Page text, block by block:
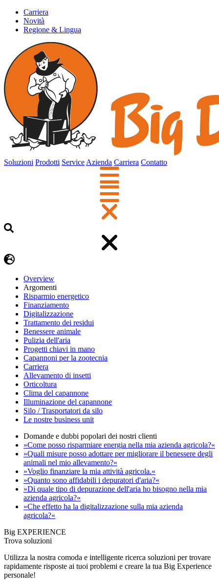
Carriera
Novità
Regione & Lingua
Soluzioni Prodotti Service Azienda Carriera Contatto
Overview
Argomenti
Risparmio energetico
Finanziamento
Digitalizzazione
Trattamento dei residui
Benessere animale
Pulizia dell'aria
Progetti chiavi in mano
Capannoni per la zootecnia
Carriera
Allevamento di insetti
Orticoltura
Clima del capannone
Illuminazione del capannone
Silo / Trasportatori da silo
Le nostre business unit
Domande e dubbi popolari dei nostri clienti
»Come posso risparmiare energia nella mia azienda agricola?«
»Quali misure posso adottare per migliorare il benessere degli
animali nel mio allevamento?«
»Voglio finanziare la mia attività agricola.«
»Quanto sono affidabili i depuratori d'aria?«
»Di quale tipo di depurazione dell'aria ho bisogno nella mia
azienda agricola?«
»Che effetto ha la digitalizzazione sulla mia azienda
agricola?«
Big EXPERIENCE
Trova soluzioni
Utilizza la nostra comoda e intelligente ricerca soluzioni per trovare
rapidamente risposte ai tuoi problemi e creare la tua Big Experience
personale!